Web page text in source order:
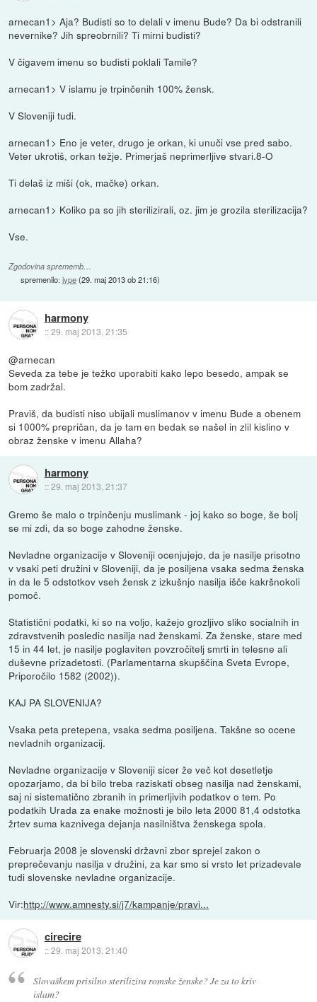
arnecan1> Aja? Budisti so to delali v imenu Bude? Da bi odstranili
nevernike? Jih spreobrnili? Ti mirni budisti?
V čigavem imenu so budisti poklali Tamile?
arnecan1> V islamu je trpinčenih 100% žensk.
V Sloveniji tudi.
arnecan1> Eno je veter, drugo je orkan, ki unuči vse pred sabo.
Veter ukrotiš, orkan težje. Primerjaš neprimerljive stvari.8-O
Ti delaš iz miši (ok, mačke) orkan.
arnecan1> Koliko pa so jih sterilizirali, oz. jim je grozila sterilizacija?
Vse.
Zgodovina sprememb…
spremenilo:jype(29. maj 2013 ob 21:16)
harmony
::29. maj 2013, 21:35
@arnecan
Seveda za tebe je težko uporabiti kako lepo besedo, ampak se
bom zadržal.
Praviš, da budisti niso ubijali muslimanov v imenu Bude a obenem
si 1000% prepričan, da je tam en bedak se našel in zlil kislino v
obraz ženske v imenu Allaha?
harmony
::29. maj 2013, 21:37
Gremo še malo o trpinčenju muslimank - joj kako so boge, še bolj
se mi zdi, da so boge zahodne ženske.
Nevladne organizacije v Sloveniji ocenjujejo, da je nasilje prisotno
v vsaki peti družini v Sloveniji, da je posiljena vsaka sedma ženska
in da le 5 odstotkov vseh žensk z izkušnjo nasilja išče kakršnokoli
pomoč.
Statistični podatki, ki so na voljo, kažejo grozljivo sliko socialnih in
zdravstvenih posledic nasilja nad ženskami. Za ženske, stare med
15 in 44 let, je nasilje poglaviten povzročitelj smrti in telesne ali
duševne prizadetosti. (Parlamentarna skupščina Sveta Evrope,
Priporočilo 1582 (2002)).
KAJ PA SLOVENIJA?
Vsaka peta pretepena, vsaka sedma posiljena. Takšne so ocene
nevladnih organizacij.
Nevladne organizacije v Sloveniji sicer že več kot desetletje
opozarjamo, da bi bilo treba raziskati obseg nasilja nad ženskami,
saj ni sistematično zbranih in primerljivih podatkov o tem. Po
podatkih Urada za enake možnosti je bilo leta 2000 81,4 odstotka
žrtev suma kaznivega dejanja nasilništva ženskega spola.
Februarja 2008 je slovenski državni zbor sprejel zakon o
preprečevanju nasilja v družini, za kar smo si vrsto let prizadevale
tudi slovenske nevladne organizacije.
Vir:http://www.amnesty.si/j7/kampanje/pravi...
cirecire
::29. maj 2013, 21:40
Slovaškem prisilno sterilizira romske ženske? Je za to kriv
islam?